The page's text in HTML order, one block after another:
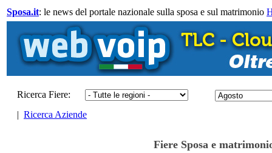
Sposa.it: le news del portale nazionale sulla sposa e sul matrimonio
Ricerca Fiere:
| Ricerca Aziende
Fiere Sposa e